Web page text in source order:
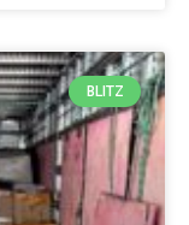
BLITZ